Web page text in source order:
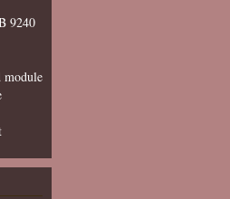
9240
module